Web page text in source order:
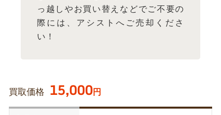
っ越しやお買い替えなどでご不要の
際には、アシストへご売却くださ
い！
買取価格 15,000円